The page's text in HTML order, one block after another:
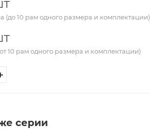
(до 10 рам одного размера и комплектации)
10 рам одного размера и комплектации)
серии